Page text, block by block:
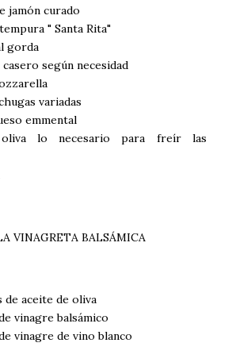
jamón curado
" Santa Rita"
gorda
según necesidad
variadas
emmental
lo necesario para freír las
VINAGRETA BALSÁMICA
de aceite de oliva
vinagre balsámico
vinagre de vino blanco